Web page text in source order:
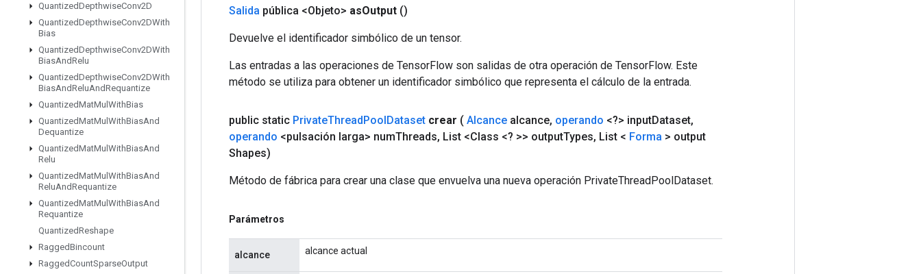
QuantizedDepthwiseConv2D
QuantizedDepthwiseConv2DWith
Bias
QuantizedDepthwiseConv2DWith
BiasAndRelu
QuantizedDepthwiseConv2DWith
BiasAndReluAndRequantize
QuantizedMatMul WithBias
QuantizedMatMul WithBiasAnd
Dequantize
QuantizedMatMul WithBiasAnd
Relu
QuantizedMatMul WithBiasAnd
ReluAndRequantize
QuantizedMatMul WithBiasAnd
Requantize
QuantizedReshape
RaggedBincount
RaggedCountSparseOutput
Salida pública <Objeto> asOutput ()
Devuelve el identificador simbólico de un tensor.
Las entradas a las operaciones de TensorFlow son salidas de otra operación de TensorFlow. Este
método se utiliza para obtener un identificador simbólico que representa el cálculo de la entrada.
public static PrivateThreadPoolDataset crear ( Alcance alcance, operando <?> inputDataset,
operando <pulsación larga> numThreads, List <Class <? >> outputTypes, List < Forma > output
Shapes)
Método de fábrica para crear una clase que envuelva una nueva operación PrivateThreadPoolDataset.
Parámetros
alcance alcance actual